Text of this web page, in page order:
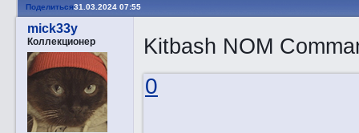
Поделиться31.03.2024 07:55
mick33y
Коллекционер
Kitbash NOM
0